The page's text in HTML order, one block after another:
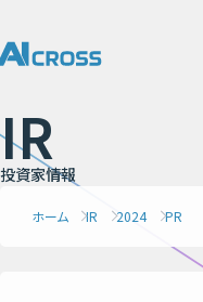
IR
投資家情報
ホーム IR 2024 PR